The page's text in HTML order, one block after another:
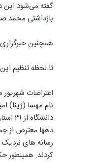
گفته می‌شود این
بازداشتی محمد
همچنین
تا لحظه تنظیم
دهها معترض از
رسانه های نزدیک
کردند. همینطور